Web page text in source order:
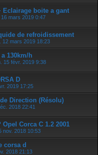
Eclairage boite a gant
mars 2019 0:47
de refroidissement
12 mars 2019 18:23
130km/h
15 févr. 2019 9:38
D
2019 17:25
Direction (Résolu)
2018 22:41
Corca C 1.2 2001
nov. 2018 10:53
corsa d
2018 21:13